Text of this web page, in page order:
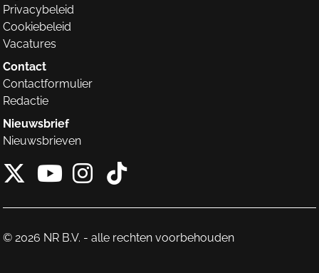
Privacybeleid
Cookiebeleid
Vacatures
Contact
Contactformulier
Redactie
Nieuwsbrief
Nieuwsbrieven
X van NieuwRechts
Instagram van
Tiktok van
© 2026 NR B.V. - alle rechten voorbehouden